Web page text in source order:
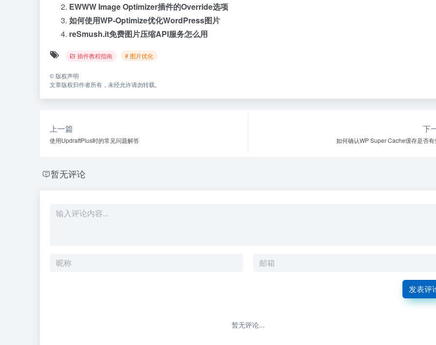
EWWW Image Optimizer插件的Override选项
如何使用WP-Optimize优化WordPress图片
reSmush.it免费图片压缩API服务怎么用
插件教程指南 # 图片优化
© 版权声明
文章版权归作者所有，未经允许请勿转载。
上一篇
使用UpdraftPlus时的常见问题解答
下
如何确认WP Super Cache缓存是否有
暂无评论
发表评
暂无评论...